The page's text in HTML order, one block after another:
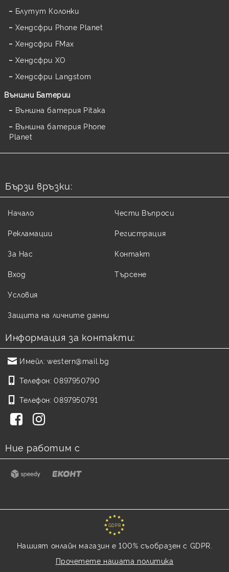
Блутут Колонки
Хендсфри Phone Planet
Хендсфри FMax
Хендсфри XO
Хендсфри Langstom
Външни Батерии
Външна батерия Pitaka
Външна батерия Phone
Planet
Бързи връзки:
Начало
Рекламации
За Нас
Вход
Чести Въпроси
Регистрация
Контакт
Търсене
Условия
Защита на личните данни
Информация за контакти:
Имейл: western@mail.bg
Телефон: 0897950790
Телефон: 0897950791
Ние работим с
GDPR
Нашият онлайн магазин е 100% съобразен с GDPR.
Прочетете нашата политика